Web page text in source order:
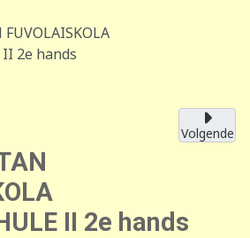
FUVOLAISKOLA
II 2e hands
Volgende
II 2e hands